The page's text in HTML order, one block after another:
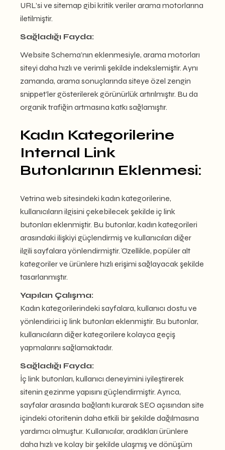
URL’si ve sitemap gibi kritik veriler arama motorlarına
iletilmiştir.
Sağladığı Fayda:
Website Schema’nın eklenmesiyle, arama motorları
siteyi daha hızlı ve verimli şekilde indekslemiştir. Aynı
zamanda, arama sonuçlarında siteye özel zengin
snippet’ler gösterilerek görünürlük artırılmıştır. Bu da
organik trafiğin artmasına katkı sağlamıştır.
Kadın Kategorilerine
Internal Link
Butonlarının Eklenmesi:
Vetrina web sitesindeki kadın kategorilerine,
kullanıcıların ilgisini çekebilecek şekilde iç link
butonları eklenmiştir. Bu butonlar, kadın kategorileri
arasındaki ilişkiyi güçlendirmiş ve kullanıcıları diğer
ilgili sayfalara yönlendirmiştir. Özellikle, popüler alt
kategoriler ve ürünlere hızlı erişimi sağlayacak şekilde
tasarlanmıştır.
Yapılan Çalışma:
Kadın kategorilerindeki sayfalara, kullanıcı dostu ve
yönlendirici iç link butonları eklenmiştir. Bu butonlar,
kullanıcıların diğer kategorilere kolayca geçiş
yapmalarını sağlamaktadır.
Sağladığı Fayda:
İç link butonları, kullanıcı deneyimini iyileştirerek
sitenin gezinme yapısını güçlendirmiştir. Ayrıca,
sayfalar arasında bağlantı kurarak SEO açısından site
içindeki otoritenin daha etkili bir şekilde dağılmasına
yardımcı olmuştur. Kullanıcılar, aradıkları ürünlere
daha hızlı ve kolay bir şekilde ulaşmış ve dönüşüm